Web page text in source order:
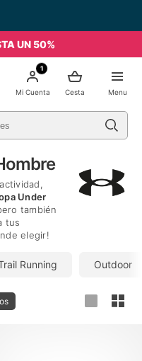
UN 50%
Menu
Cesta
1
Mi Cuenta
Under
también
tus
elegir!
Running Outdoor